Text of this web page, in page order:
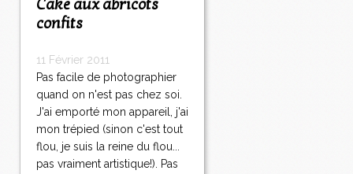
Cake aux abricots
confits
11 Février 2011
Pas facile de photographier
quand on n'est pas chez soi.
J'ai emporté mon appareil, j'ai
mon trépied (sinon c'est tout
flou, je suis la reine du flou...
pas vraiment artistique!). Pas